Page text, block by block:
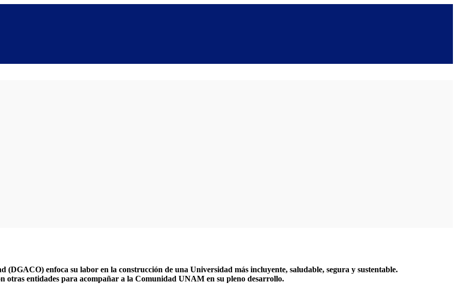
(DGACO) enfoca su labor en la construcción de una Universidad más incluyente, saludable, segura y sustentable.
otras entidades para acompañar a la Comunidad UNAM en su pleno desarrollo.